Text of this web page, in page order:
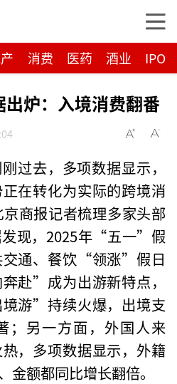
消费 医药 酒业 IPO
炉：入境消费翻番
过去，多项数据显示，
在转化为实际的跨境消
商报记者梳理多家头部
发现，2025年“五一”假
交通、餐饮“领涨”假日
赴”成为出游新特点，
游”持续火爆，出境支
；另一方面，外国人来
，多项数据显示，外籍
金额都同比增长翻倍。